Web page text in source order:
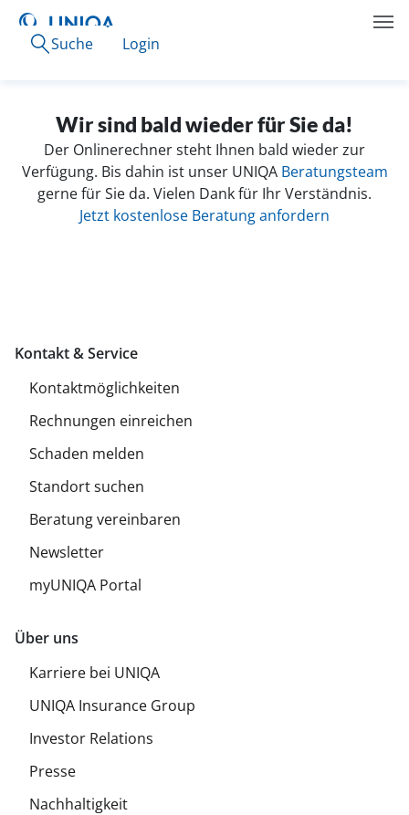
Suche Login
Wir sind bald wieder für Sie da!
Der Onlinerechner steht Ihnen bald wieder zur
Verfügung. Bis dahin ist unser UNIQA Beratungsteam
gerne für Sie da. Vielen Dank für Ihr Verständnis.
Jetzt kostenlose Beratung anfordern
Kontakt & Service
Kontaktmöglichkeiten
Rechnungen einreichen
Schaden melden
Standort suchen
Beratung vereinbaren
Newsletter
myUNIQA Portal
Über uns
Karriere bei UNIQA
UNIQA Insurance Group
Investor Relations
Presse
Nachhaltigkeit